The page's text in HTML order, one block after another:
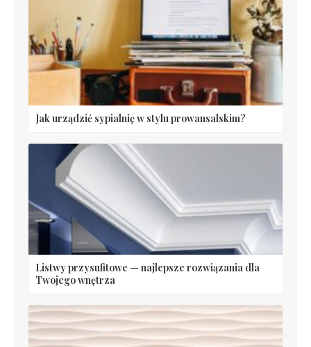
Jak urządzić sypialnię w stylu prowansalskim?
Listwy przysufitowe — najlepsze rozwiązania dla
Twojego wnętrza